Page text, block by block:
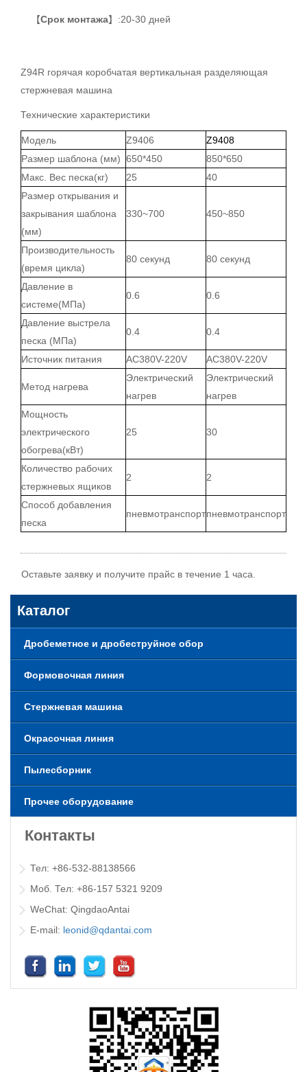
【Срок монтажа】:20-30 дней
Z94R горячая коробчатая вертикальная разделяющая
стержневая машина
Технические характеристики
Модель Z9406
Z9408
Размер шаблона (мм) 650*450
850*650
Макс. Вес песка(кг) 25
40
Размер открывания и
закрывания шаблона
(мм)
330~700 450~850
Производительность
(время цикла)
80 секунд 80 секунд
Давление в
системе(МПа)
0.6 0.6
Давление выстрела
песка (МПа)
0.4 0.4
Источник питания AC380V-220V AC380V-220V
Метод нагрева
Электрический
нагрев
Электрический
нагрев
Мощность
электрического
обогрева(кВт)
25 30
Количество рабочих
стержневых ящиков
2 2
Способ добавления
песка
пневмотранспортпневмотранспорт
Оставьте заявку и получите прайс в течение 1 часа.
Каталог
Дробеметное и дробеструйное обор
Формовочная линия
Стержневая машина
Окрасочная линия
Пылесборник
Прочее оборудование
Контакты
Тел: +86-532-88138566
Моб. Тел: +86-157 5321 9209
WeChat: QingdaoAntai
E-mail: leonid@qdantai.com